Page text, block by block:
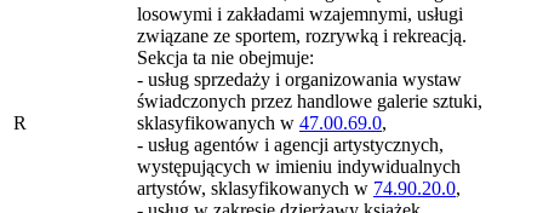
R
losowymi i zakładami wzajemnymi, usługi
związane ze sportem, rozrywką i rekreacją.
Sekcja ta nie obejmuje:
- usług sprzedaży i organizowania wystaw
świadczonych przez handlowe galerie sztuki,
sklasyfikowanych w 47.00.69.0,
- usług agentów i agencji artystycznych,
występujących w imieniu indywidualnych
artystów, sklasyfikowanych w 74.90.20.0,